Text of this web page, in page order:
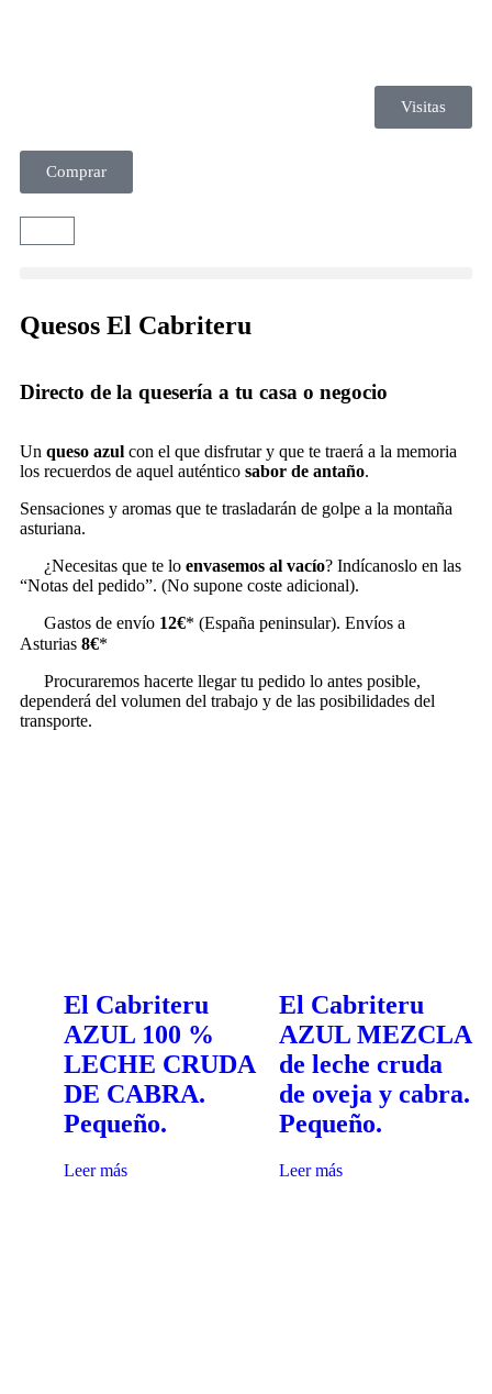
Visitas
Comprar
Quesos El Cabriteru
Directo de la quesería a tu casa o negocio
Un queso azul con el que disfrutar y que te traerá a la memoria
los recuerdos de aquel auténtico sabor de antaño.
Sensaciones y aromas que te trasladarán de golpe a la montaña
asturiana.
¿Necesitas que te loenvasemos al vacío? Indícanoslo en las
“Notas del pedido”. (No supone coste adicional).
Gastos de envío 12€* (España peninsular). Envíos a
Asturias 8€*
Procuraremos hacerte llegar tu pedido lo antes posible,
dependerá del volumen del trabajo y de las posibilidades del
transporte.
El Cabriteru
AZUL 100 %
LECHE CRUDA
DE CABRA.
Pequeño.
Leer más
El Cabriteru
AZUL MEZCLA
de leche cruda
de oveja y cabra.
Pequeño.
Leer más